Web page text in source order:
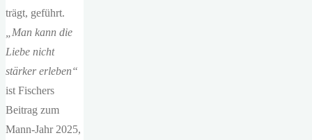
trägt, geführt.
„Man kann die
Liebe nicht
stärker erleben“
ist Fischers
Beitrag zum
Mann-Jahr 2025,